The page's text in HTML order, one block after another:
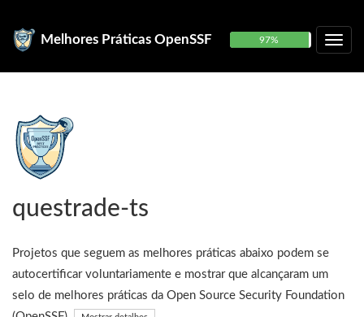
Melhores Práticas OpenSSF 97%
questrade-ts
Projetos que seguem as melhores práticas abaixo podem se
autocertificar voluntariamente e mostrar que alcançaram um
selo de melhores práticas da Open Source Security Foundation